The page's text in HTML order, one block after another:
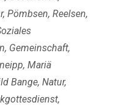
, Pömbsen, Reelsen,
, Gemeinschaft,
, Mariä
Bange, Natur,
,